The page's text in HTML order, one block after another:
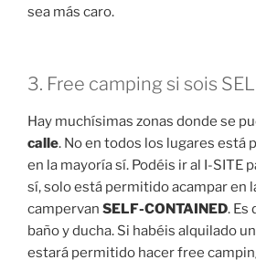
sea más caro.
3. Free camping si sois
Hay muchísimas zonas donde se
calle. No en todos los lugares está
en la mayoría sí. Podéis ir al I-SITE
sí, solo está permitido acampar en
campervan SELF-CONTAINED. Es
baño y ducha. Si habéis alquilado
estará permitido hacer free